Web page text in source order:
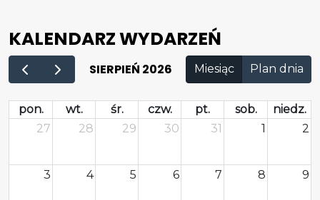
KALENDARZ WYDARZEŃ
SIERPIEŃ 2026 Miesiąc Plan dnia
pon. wt. śr. czw. pt. sob.
niedz.
27
28 29 30 31 1 2
3 4 5 6 7 8 9